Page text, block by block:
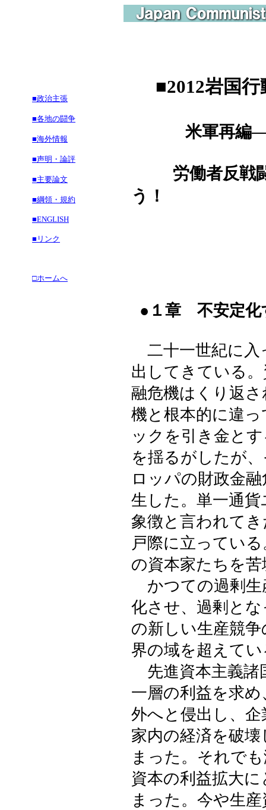
■政治主張
■各地の闘争
■海外情報
■声明・論評
■主要論文
■綱領・規約
■ENGLISH
■リンク
□ホームへ
■2012岩国
米軍再編―日
労働者反戦闘
う！
●１章 不安定化
二十一世紀に入
出してきている
融危機はくり返
機と根本的に違
ックを引き金と
を揺るがしたが
ロッパの財政金
生した。単一通
象徴と言われて
戸際に立ってい
の資本家たちを
かつての過剰生
化させ、過剰と
の新しい生産競
界の域を超えて
先進資本主義諸
一層の利益を求
外へと侵出し、
家内の経済を破
まった。それで
資本の利益拡大
まった。今や生